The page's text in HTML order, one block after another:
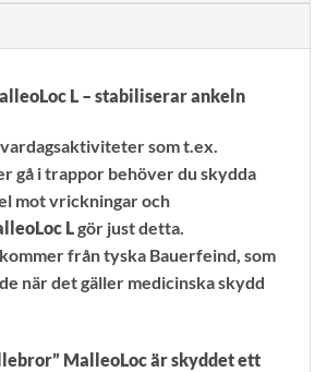
L – stabiliserar ankeln
som t.ex.
gå i trappor behöver du skydda
mot vrickningar och
Lgör just detta.
från tyska Bauerfeind, som
när det gäller medicinska skydd
MalleoLoc är skyddet ett